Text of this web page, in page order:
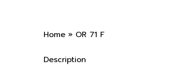
Home » OR 71 F
Description